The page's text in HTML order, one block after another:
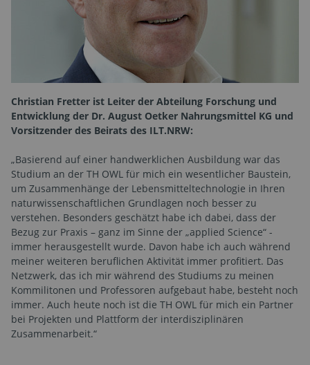
Christian Fretter ist Leiter der Abteilung Forschung und
Entwicklung der Dr. August Oetker Nahrungsmittel KG und
Vorsitzender des Beirats des ILT.NRW:
„Basierend auf einer handwerklichen Ausbildung war das
Studium an der TH OWL für mich ein wesentlicher Baustein,
um Zusammenhänge der Lebensmitteltechnologie in Ihren
naturwissenschaftlichen Grundlagen noch besser zu
verstehen. Besonders geschätzt habe ich dabei, dass der
Bezug zur Praxis – ganz im Sinne der „applied Science“ -
immer herausgestellt wurde. Davon habe ich auch während
meiner weiteren beruflichen Aktivität immer profitiert. Das
Netzwerk, das ich mir während des Studiums zu meinen
Kommilitonen und Professoren aufgebaut habe, besteht noch
immer. Auch heute noch ist die TH OWL für mich ein Partner
bei Projekten und Plattform der interdisziplinären
Zusammenarbeit.“